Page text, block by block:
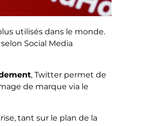
utilisés dans le monde.
Social Media
, Twitter permet de
de marque via le
tant sur le plan de la